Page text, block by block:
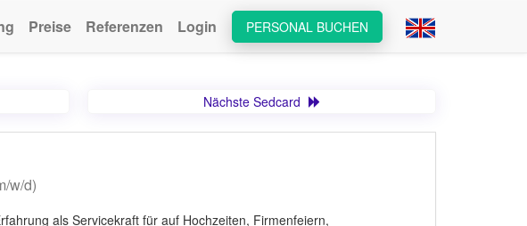
PERSONAL BUCHEN
Preise Referenzen Login
Nächste Sedcard
w/d)
als Servicekraft für auf Hochzeiten, Firmenfeiern,